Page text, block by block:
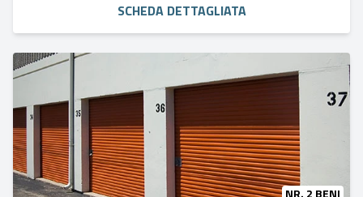
SCHEDA DETTAGLIATA
NR. 2 BENI